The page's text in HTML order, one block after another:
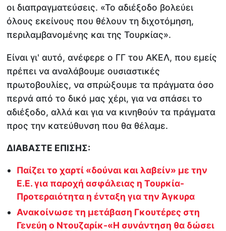
οι διαπραγματεύσεις. «Το αδιέξοδο βολεύει
όλους εκείνους που θέλουν τη διχοτόμηση,
περιλαμβανομένης και της Τουρκίας».
Είναι γι' αυτό, ανέφερε ο ΓΓ του ΑΚΕΛ, που εμείς
πρέπει να αναλάβουμε ουσιαστικές
πρωτοβουλίες, να σπρώξουμε τα πράγματα όσο
περνά από το δικό μας χέρι, για να σπάσει το
αδιέξοδο, αλλά και για να κινηθούν τα πράγματα
προς την κατεύθυνση που θα θέλαμε.
ΔΙΑΒΑΣΤΕ ΕΠΙΣΗΣ:
Παίζει το χαρτί «δούναι και λαβείν» με την
Ε.Ε. για παροχή ασφάλειας η Τουρκία-
Προτεραιότητα η ένταξη για την Άγκυρα
Ανακοίνωσε τη μετάβαση Γκουτέρες στη
Γενεύη ο Ντουζαρίκ-«Η συνάντηση θα δώσει